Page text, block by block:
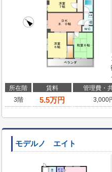
所在階 賃料 管理費・
3階
5.5万円 3,000
モデルノ エイト